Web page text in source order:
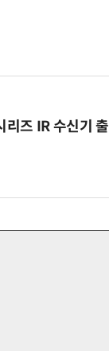
즈 IR 수신기 출